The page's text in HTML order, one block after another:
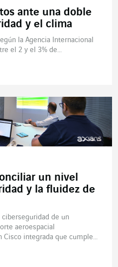
ante una doble
y el clima
la Agencia Internacional
el 2 y el 3% de...
un nivel
y la fluidez de
de un
aeroespacial
integrada que cumple...